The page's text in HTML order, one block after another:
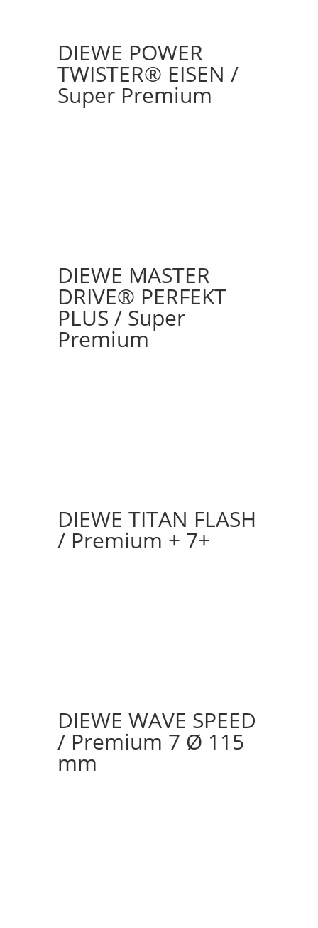
DIEWE POWER
TWISTER® EISEN /
Super Premium
DIEWE MASTER
DRIVE® PERFEKT
PLUS / Super
Premium
DIEWE TITAN FLASH
/ Premium + 7+
DIEWE WAVE SPEED
/ Premium 7 Ø 115
mm